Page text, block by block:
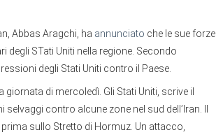
Abbas Aragchi, ha annunciato che le sue forze
STati Uniti nella regione. Secondo
degli Stati Uniti contro il Paese.
di mercoledì. Gli Stati Uniti, scrive il
contro alcune zone nel sud dell’Iran. Il
sullo Stretto di Hormuz. Un attacco,